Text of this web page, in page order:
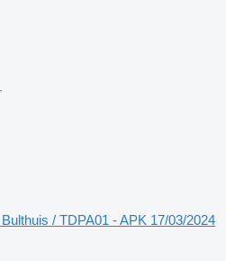
Bulthuis / TDPA01 - APK 17/03/2024